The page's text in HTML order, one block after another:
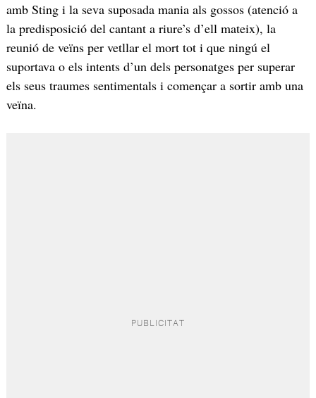
amb Sting i la seva suposada mania als gossos (atenció a
la predisposició del cantant a riure’s d’ell mateix), la
reunió de veïns per vetllar el mort tot i que ningú el
suportava o els intents d’un dels personatges per superar
els seus traumes sentimentals i començar a sortir amb una
veïna.